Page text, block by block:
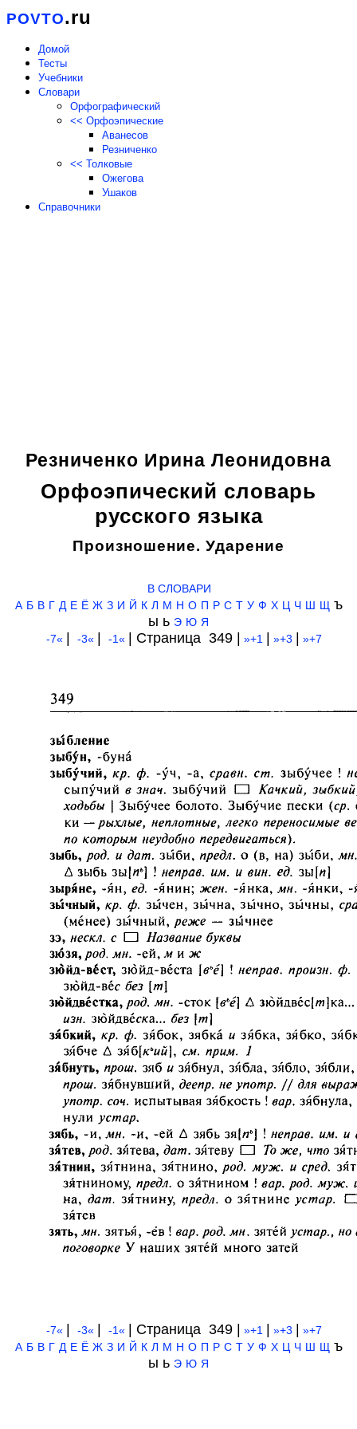
POVTO.ru
Домой
Тесты
Учебники
Словари
Орфографический
<< Орфоэпические
Аванесов
Резниченко
<< Толковые
Ожегова
Ушаков
Справочники
Резниченко Ирина Леонидовна
Орфоэпический словарь
русского языка
Произношение. Ударение
В СЛОВАРИ
А Б В Г Д Е Ё Ж З И Й К Л М Н О П Р С Т У Ф Х Ц Ч Ш Щъ
ы ь Э Ю Я
-7«
-3« -1« | Cтраница 349 | »+1 »+3 »+7
-7« -3« -1« | Cтраница 349 | »+1 »+3
»+7
А Б В Г Д Е Ё Ж З И Й К Л М Н О П Р С Т У Ф Х Ц Ч Ш Щъ
ы ь Э Ю Я